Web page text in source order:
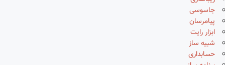
جاسوسی
پیامرسان
ابزار رایت
شبیه ساز
حسابداری